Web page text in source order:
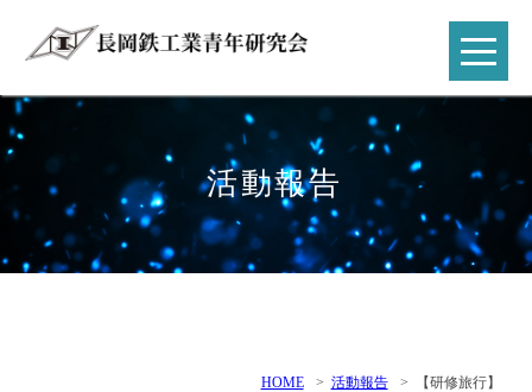
活動報告
HOME > 活動報告 > 【研修旅行】